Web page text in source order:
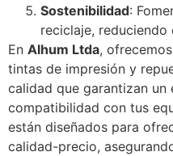
Sostenibilidad:
reciclaje,
En Alhum Ltda,
tintas de impresión y
calidad que garantizan
compatibilidad con tus
están diseñados para
calidad-precio,